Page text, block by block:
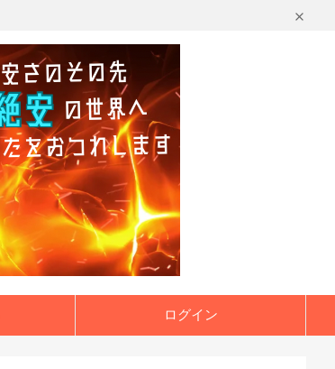
ログイン